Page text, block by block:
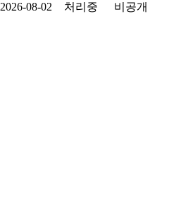
2026-08-02 처리중 비공개